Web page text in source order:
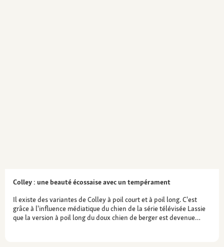
Colley : une beauté écossaise avec un tempérament
Il existe des variantes de Colley à poil court et à poil long. C'est
grâce à l'influence médiatique du chien de la série télévisée Lassie
que la version à poil long du doux chien de berger est devenue…